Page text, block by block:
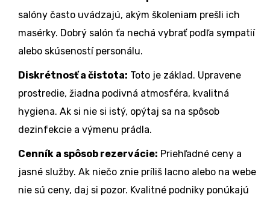
salóny často uvádzajú, akým školeniam prešli ich
masérky. Dobrý salón ťa nechá vybrať podľa sympatií
alebo skúseností personálu.
Diskrétnosť a čistota: Toto je základ. Upravene
prostredie, žiadna podivná atmosféra, kvalitná
hygiena. Ak si nie si istý, opýtaj sa na spôsob
dezinfekcie a výmenu prádla.
Cenník a spôsob rezervácie: Priehľadné ceny a
jasné služby. Ak niečo znie príliš lacno alebo na webe
nie sú ceny, daj si pozor. Kvalitné podniky ponúkajú